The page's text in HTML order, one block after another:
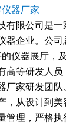
器厂家
有限公司是
器企业。公司
仪器展厅，
高等研发人
厂家研发团
，从设计到
管理，严格执